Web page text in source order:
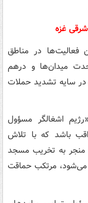
غزه
فعالیت‌ها در مناطق
میدان‌ها و درهم
در سایه تشدید حملات
اشغالگر مسؤول
باشد که با تلاش
منجر به تخریب مسجد
می‌شود، مرتکب حماقت